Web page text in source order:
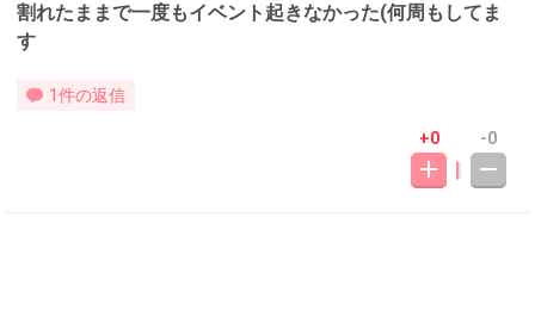
割れたままで一度もイベント起きなかった(何周もしてま
す
1件の返信
+0 -0